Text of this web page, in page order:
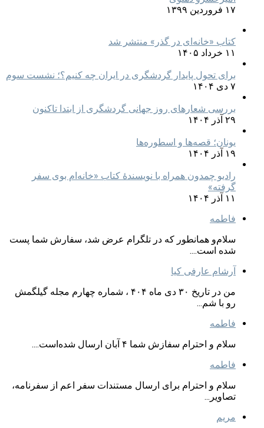
۱۷ فروردین ۱۳۹۹
کتاب «خانه‌ای در گذر» منتشر شد
۱۱ خرداد ۱۴۰۵
برای تحول پایدار گردشگری در ایران چه کنیم؟؛ نشست سوم
۷ دی ۱۴۰۴
بررسی شعارهای روز جهانی گردشگری از ابتدا تاکنون
۲۹ آذر ۱۴۰۴
یونان؛ قصه‌ها و اسطوره‌ها
۱۹ آذر ۱۴۰۴
رادیو چمدون همراه با نویسندهٔ کتاب «خانه‌ام بوی سفر
گرفته»
۱۱ آذر ۱۴۰۴
فاطمه
سلام‌و همانطور که در تلگرام عرض شد، سفارش شما پست
شده است....
آرشام عارفی کیا
من در تاریخ ۳۰ دی ماه ۴۰۴ ، شماره چهارم مجله گیلگمش
رو با شم...
فاطمه
سلام و احترام سفازش شما ۴ آبان ارسال شده‌است....
فاطمه
سلام و احترام برای ارسال مستندات سفر اعم از سفرنامه،
تصاویر...
مریم